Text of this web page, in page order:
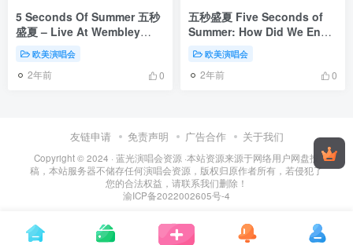
5 Seconds Of Summer 五秒
盛夏 – Live At Wembley
Arena 2015《BDMV 42.1G》
欧美演唱会
2年前 0
五秒盛夏 Five Seconds of
Summer: How Did We End
Up Here? Live at Wembley
Arena 2015《BDMV 42GB》
欧美演唱会
2年前 0
友链申请 免责声明 广告合作 关于我们
Copyright © 2024 · 蓝光演唱会资源 ·本站资源来源于网络用户网盘投
稿，本站服务器不储存任何演唱会资源，版权归原作者所有，若侵犯了
您的合法权益，请联系我们删除！
渝ICP备2022002605号-4